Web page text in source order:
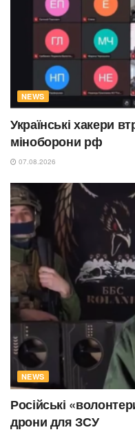
NEWS
Українські хакери
міноборони рф
07.08.2026
NEWS
Російські
дрони для ЗСУ